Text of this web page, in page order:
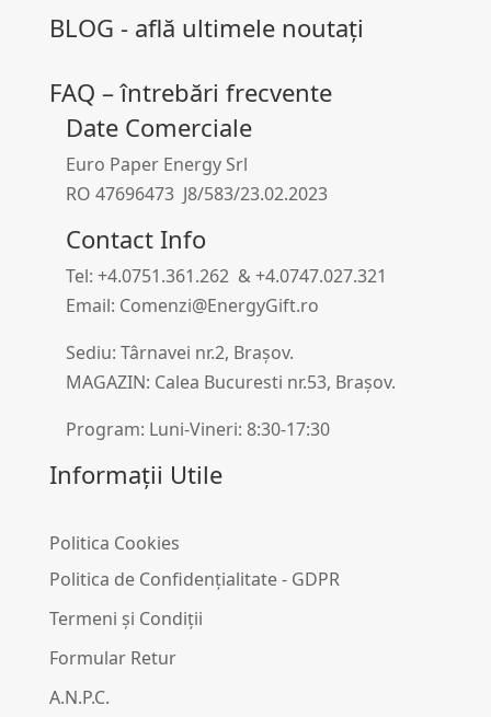
BLOG - află ultimele noutați
FAQ – întrebări frecvente
Date Comerciale
Euro Paper Energy Srl
RO 47696473 J8/583/23.02.2023
Contact Info
Tel: +4.0751.361.262 & +4.0747.027.321
Email: Comenzi@EnergyGift.ro
Sediu: Târnavei nr.2, Brașov.
MAGAZIN: Calea Bucuresti nr.53, Brașov.
Program: Luni-Vineri: 8:30-17:30
Informații Utile
Politica Cookies
Politica de Confidențialitate - GDPR
Termeni și Condiții
Formular Retur
A.N.P.C.